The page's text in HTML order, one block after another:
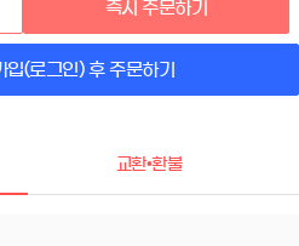
즉시 주문하기
(로그인) 후 주문하기
교환•환불